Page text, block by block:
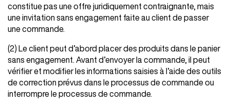
constitue pas une offre juridiquement contraignante, mais
une invitation sans engagement faite au client de passer
une commande.
(2) Le client peut d’abord placer des produits dans le panier
sans engagement. Avant d’envoyer la commande, il peut
vérifier et modifier les informations saisies à l’aide des outils
de correction prévus dans le processus de commande ou
interrompre le processus de commande.